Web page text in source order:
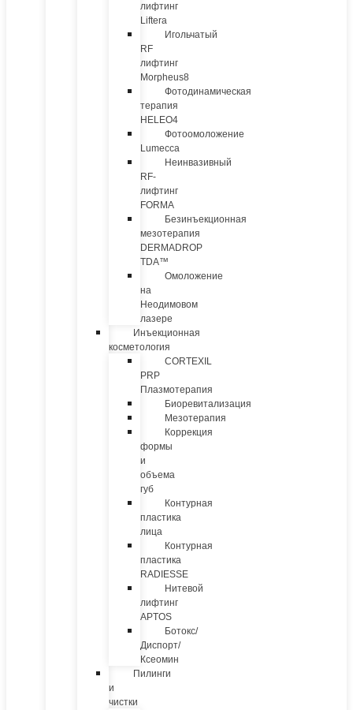
лифтинг
Liftera
Игольчатый
RF
лифтинг
Morpheus8
Фотодинамическая
терапия
HELEO4
Фотоомоложение
Lumecca
Неинвазивный
RF-
лифтинг
FORMA
Безинъекционная
мезотерапия
DERMADROP
TDA™
Омоложение
на
Неодимовом
лазере
Инъекционная
косметология
CORTEXIL
PRP
Плазмотерапия
Биоревитализация
Мезотерапия
Коррекция
формы
и
объема
губ
Контурная
пластика
лица
Контурная
пластика
RADIESSE
Нитевой
лифтинг
APTOS
Ботокс/
Диспорт/
Ксеомин
Пилинги
и
чистки